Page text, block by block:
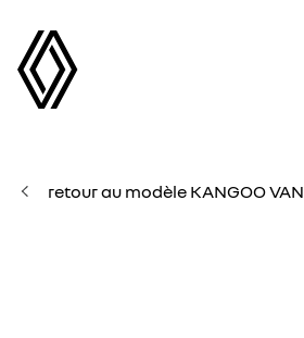
retour au modèle KANGOO VAN